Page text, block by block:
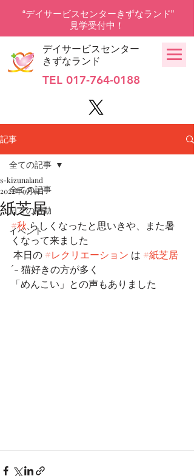
デイサービスセンター
きずなランド
TEL 017-764-0188
“デイサービスセンターきずなランド”
見学受付中！
記事
全ての記事
日々の活動
イベント
全ての記事
紙芝居
s-kizunaland
2022年9月9日
#秋 らしくなったと思いきや、また暑
くなって来ました
本日の #レクリエーション は #紙芝居
´- 猫好きの方が多く
「めんこい」との声もありました